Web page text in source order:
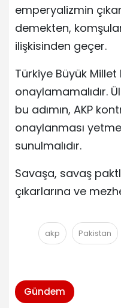
emperyalizmin
demekten,
ilişkisinden geçer.
Türkiye Büyük
onaylamamalıdır.
bu adımın, AKP
onaylanması
sunulmalıdır.
Savaşa, savaş
çıkarlarına ve
akp Pakistan
Gündem